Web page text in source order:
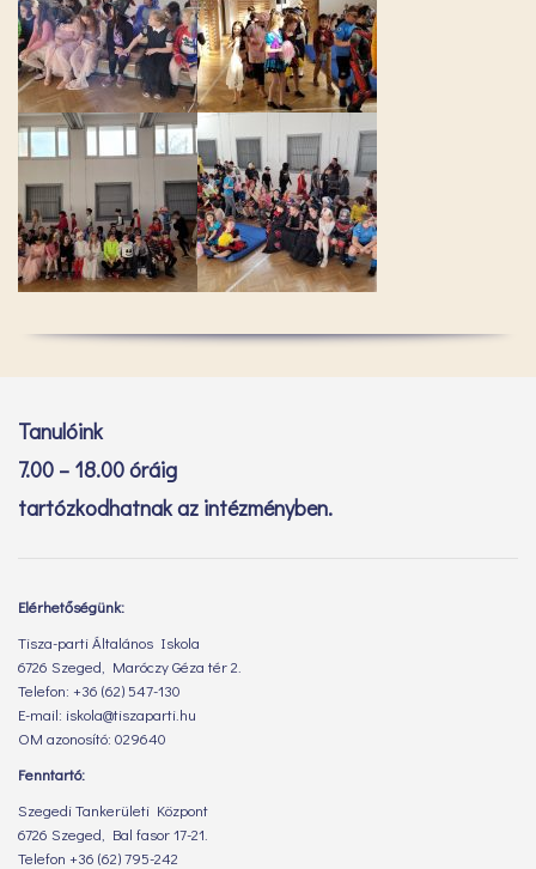
Tanulóink
7.00 – 18.00 óráig
tartózkodhatnak az intézményben.
Elérhetőségünk:
Tisza-parti Általános Iskola
6726 Szeged, Maróczy Géza tér 2.
Telefon: +36 (62) 547-130
E-mail: iskola@tiszaparti.hu
OM azonosító: 029640
Fenntartó:
Szegedi Tankerületi Központ
6726 Szeged, Bal fasor 17-21.
Telefon +36 (62) 795-242